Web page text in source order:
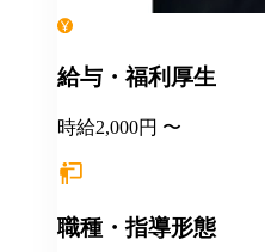
給与・福利厚生
時給2,000円 〜
職種・指導形態